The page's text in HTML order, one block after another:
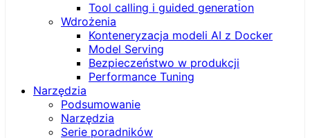
Tool calling i guided generation
Wdrożenia
Konteneryzacja modeli AI z Docker
Model Serving
Bezpieczeństwo w produkcji
Performance Tuning
Narzędzia
Podsumowanie
Narzędzia
Serie poradników